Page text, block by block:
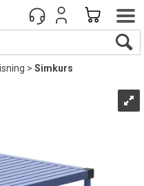
>Simkurs